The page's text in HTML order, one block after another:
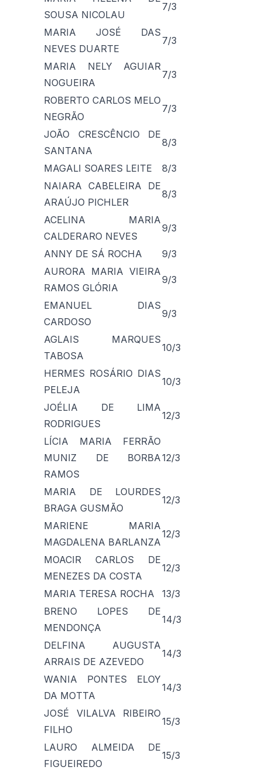
SOUSA NICOLAU
7/3
MARIA JOSÉ DAS
NEVES DUARTE
7/3
MARIA NELY AGUIAR
NOGUEIRA
7/3
ROBERTO CARLOS MELO
NEGRÃO
7/3
JOÃO CRESCÊNCIO DE
SANTANA
8/3
MAGALI SOARES LEITE
8/3
NAIARA CABELEIRA DE
ARAÚJO PICHLER
8/3
ACELINA MARIA
CALDERARO NEVES
9/3
ANNY DE SÁ ROCHA
9/3
AURORA MARIA VIEIRA
RAMOS GLÓRIA
9/3
EMANUEL DIAS
CARDOSO
9/3
AGLAIS MARQUES
TABOSA
10/3
HERMES ROSÁRIO DIAS
PELEJA
10/3
JOÉLIA DE LIMA
RODRIGUES
12/3
LÍCIA MARIA FERRÃO
MUNIZ DE BORBA
RAMOS
12/3
MARIA DE LOURDES
BRAGA GUSMÃO
12/3
MARIENE MARIA
MAGDALENA BARLANZA
12/3
MOACIR CARLOS DE
MENEZES DA COSTA
12/3
MARIA TERESA ROCHA
13/3
BRENO LOPES DE
MENDONÇA
14/3
DELFINA AUGUSTA
ARRAIS DE AZEVEDO
14/3
WANIA PONTES ELOY
DA MOTTA
14/3
JOSÉ VILALVA RIBEIRO
FILHO
15/3
LAURO ALMEIDA DE
FIGUEIREDO
15/3